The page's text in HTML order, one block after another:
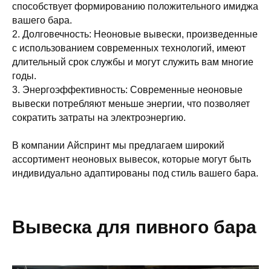
способствует формированию положительного имиджа
вашего бара.
2. Долговечность: Неоновые вывески, произведенные
с использованием современных технологий, имеют
длительный срок службы и могут служить вам многие
годы.
3. Энергоэффективность: Современные неоновые
вывески потребляют меньше энергии, что позволяет
сократить затраты на электроэнергию.
В компании Айспринт мы предлагаем широкий
ассортимент неоновых вывесок, которые могут быть
индивидуально адаптированы под стиль вашего бара.
Вывеска для пивного бара